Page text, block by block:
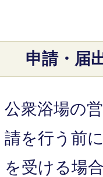
申請・届
公衆浴場の
請を行う前
を受ける場